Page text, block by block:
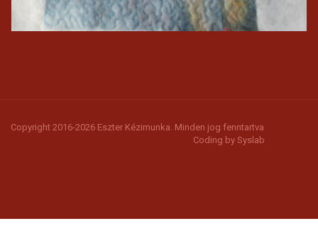
Copyright 2016-2026 Eszter Kézimunka. Minden jog fenntartva
Coding by Syslab